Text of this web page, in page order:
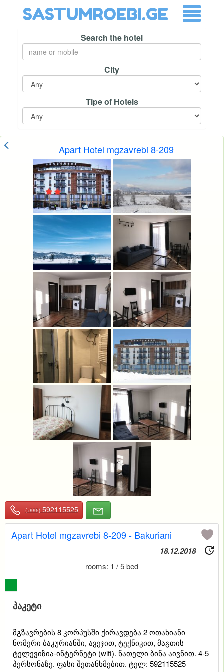
SASTUMROEBI.GE
Search the hotel
City
Tipe of Hotels
Apart Hotel mgzavrebi 8-209
(+995) 592115525
Apart Hotel mgzavrebi 8-209 - Bakuriani
18.12.2018
rooms: 1 / 5 bed
პაკეტი
მგზავრების 8 კორპუსში ქირავდება 2 ოთახიანი
ნომერი ბაკურიანში, ავეჯით, ტექნიკით, მაგთის
ტელევიზია-ინტერნეტი (wifi). ნათელი ბინა აივნით. 4-5
პერსონაზე. ფასი შეთანხმებით. ტელ: 592115525